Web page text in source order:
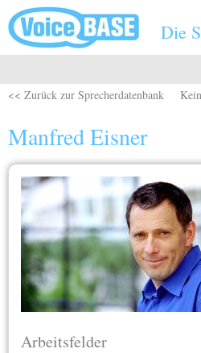
Direkt zum Inhalt
Die
<< Zurück zur Sprecherdatenbank
Manfred Eisner
Arbeitsfelder